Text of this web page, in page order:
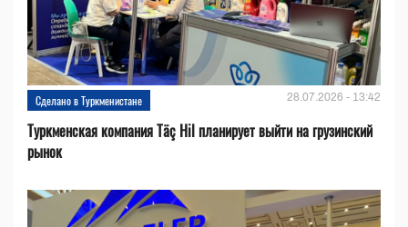
Сделано в Туркменистане 28.07.2026 - 13:42
Туркменская компания Täç Hil планирует выйти на грузинский
рынок